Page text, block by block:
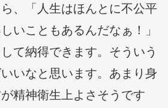
、「人生はほんとに不公平
いこともあるんだなぁ！」
て納得できます。そういう
いなと思います。あまり身
精神衛生上よさそうです